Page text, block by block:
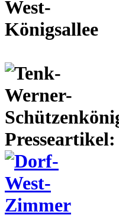
Presseartikel: